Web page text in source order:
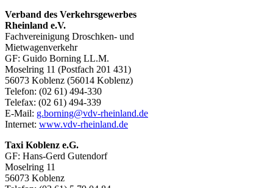
Verband des Verkehrsgewerbes
Rheinland e.V.
Fachvereinigung Droschken- und
Mietwagenverkehr
GF: Guido Borning LL.M.
Moselring 11 (Postfach 201 431)
56073 Koblenz (56014 Koblenz)
Telefon: (02 61) 494-330
Telefax: (02 61) 494-339
E-Mail: g.borning@vdv-rheinland.de
Internet: www.vdv-rheinland.de
Taxi Koblenz e.G.
GF: Hans-Gerd Gutendorf
Moselring 11
56073 Koblenz